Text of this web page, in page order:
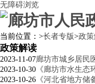
无障碍浏览
当前位置： >长者专版>政
政策解读
2023-11-07廊坊市城乡居民
2023-10-30 《廊坊市水生
2023-10-26 《河北省地方储